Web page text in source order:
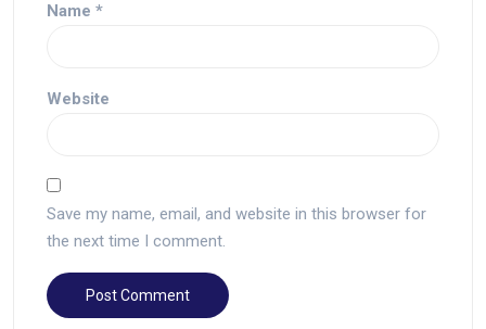
Name *
Website
Save my name, email, and website in this browser for
the next time I comment.